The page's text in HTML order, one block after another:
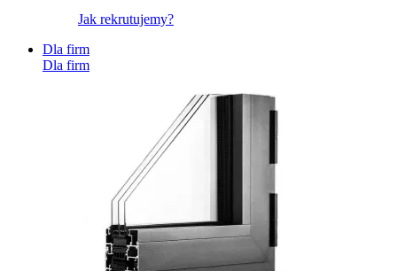
Jak rekrutujemy?
Dla firm
Dla firm